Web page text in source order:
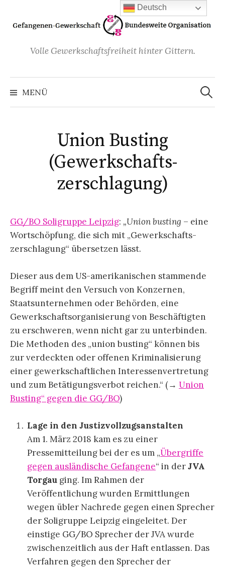
Inhalt
überspringen
Volle Gewerkschaftsfreiheit hinter Gittern.
MENÜ
Suchen
nach:
Union Busting
(Gewerkschafts-
zerschlagung)
GG/BO Soligruppe Leipzig: „Union busting – eine
Wortschöpfung, die sich mit „Gewerkschafts-
zerschlagung“ übersetzen lässt.
Dieser aus dem US-amerikanischen stammende
Begriff meint den Versuch von Konzernen,
Staatsunternehmen oder Behörden, eine
Gewerkschaftsorganisierung von Beschäftigten
zu erschweren, wenn nicht gar zu unterbinden.
Die Methoden des „union busting“ können bis
zur verdeckten oder offenen Kriminalisierung
einer gewerkschaftlichen Interessenvertretung
und zum Betätigungsverbot reichen.“ (→ Union
Busting“ gegen die GG/BO)
Lage in den Justizvollzugsanstalten
Am 1. März 2018 kam es zu einer
Pressemitteilung bei der es um „Übergriffe
gegen ausländische Gefangene“ in derJVA
Torgau ging. Im Rahmen der
Veröffentlichung wurden Ermittlungen
wegen übler Nachrede gegen einen Sprecher
der Soligruppe Leipzig eingeleitet. Der
einstige GG/BO Sprecher der JVA wurde
zwischenzeitlich aus der Haft entlassen. Das
Verfahren gegen den Sprecher der
Deutsch